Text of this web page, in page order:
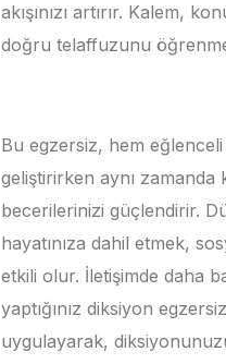
akışınızı artırır. Kalem,
doğru telaffuzunu
Bu egzersiz, hem
geliştirirken aynı
becerilerinizi güçlendirir.
hayatınıza dahil etmek,
etkili olur. İletişimde daha
yaptığınız diksiyon
uygulayarak,